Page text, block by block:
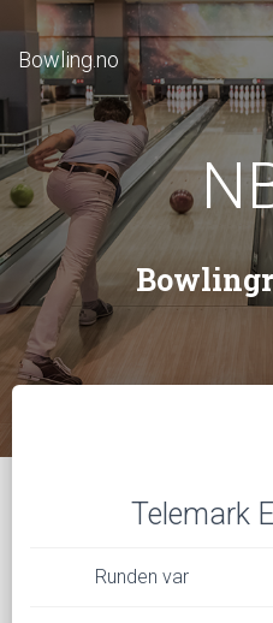
Bowling.no
Telemark
Runden var